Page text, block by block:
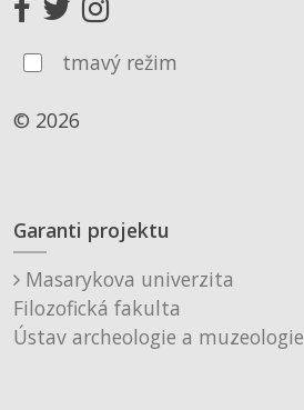
tmavý režim
© 2026
Garanti projektu
Masarykova univerzita
Filozofická fakulta
Ústav archeologie a muzeologie